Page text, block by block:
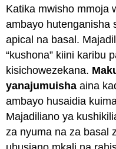
Katika mwisho mmoja
ambayo hutenganisha
apical na basal.
“kushona” kiini karibu
kisichowezekana.
yanajumuisha aina
ambayo husaidia
Majadiliano ya
za nyuma na za basal